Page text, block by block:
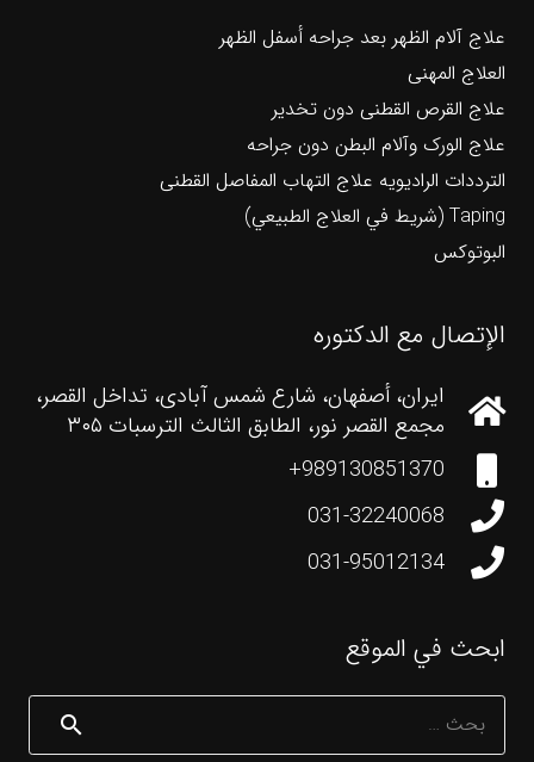
علاج آلام الظهر بعد جراحه أسفل الظهر
العلاج المهنی
علاج القرص القطنی دون تخدیر
علاج الورک وآلام البطن دون جراحه
الترددات الرادیویه علاج التهاب المفاصل القطنی
Taping (شريط في العلاج الطبيعي)
البوتوکس
الإتصال مع الدکتوره
ایران، أصفهان، شارع شمس آبادی، تداخل القصر،
مجمع القصر نور، الطابق الثالث الترسبات ۳۰۵
989130851370+
031-32240068
031-95012134
ابحث في الموقع
البحث
عن: